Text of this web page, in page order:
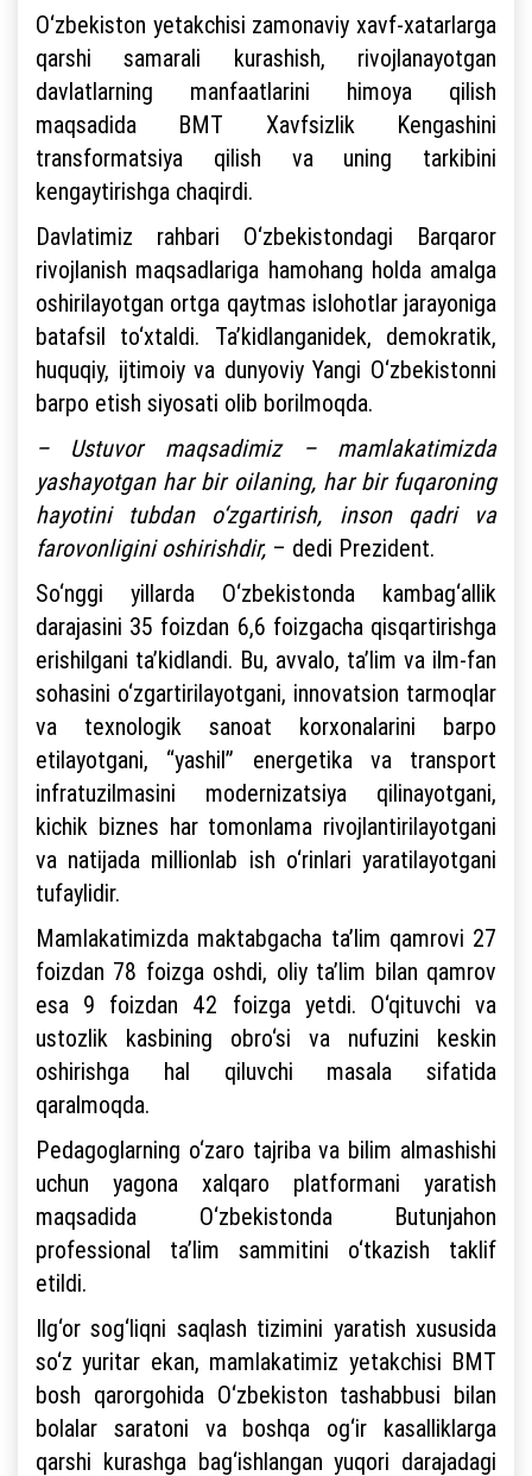
O‘zbekiston yetakchisi zamonaviy xavf-xatarlarga
qarshi samarali kurashish, rivojlanayotgan
davlatlarning manfaatlarini himoya qilish
maqsadida BMT Xavfsizlik Kengashini
transformatsiya qilish va uning tarkibini
kengaytirishga chaqirdi.
Davlatimiz rahbari O‘zbekistondagi Barqaror
rivojlanish maqsadlariga hamohang holda amalga
oshirilayotgan ortga qaytmas islohotlar jarayoniga
batafsil to‘xtaldi. Ta’kidlanganidek, demokratik,
huquqiy, ijtimoiy va dunyoviy Yangi O‘zbekistonni
barpo etish siyosati olib borilmoqda.
– Ustuvor maqsadimiz – mamlakatimizda
yashayotgan har bir oilaning, har bir fuqaroning
hayotini tubdan o‘zgartirish, inson qadri va
farovonligini oshirishdir, – dedi Prezident.
So‘nggi yillarda O‘zbekistonda kambag‘allik
darajasini 35 foizdan 6,6 foizgacha qisqartirishga
erishilgani ta’kidlandi. Bu, avvalo, ta’lim va ilm-fan
sohasini o‘zgartirilayotgani, innovatsion tarmoqlar
va texnologik sanoat korxonalarini barpo
etilayotgani, “yashil” energetika va transport
infratuzilmasini modernizatsiya qilinayotgani,
kichik biznes har tomonlama rivojlantirilayotgani
va natijada millionlab ish o‘rinlari yaratilayotgani
tufaylidir.
Mamlakatimizda maktabgacha ta’lim qamrovi 27
foizdan 78 foizga oshdi, oliy ta’lim bilan qamrov
esa 9 foizdan 42 foizga yetdi. O‘qituvchi va
ustozlik kasbining obro‘si va nufuzini keskin
oshirishga hal qiluvchi masala sifatida
qaralmoqda.
Pedagoglarning o‘zaro tajriba va bilim almashishi
uchun yagona xalqaro platformani yaratish
maqsadida O‘zbekistonda Butunjahon
professional ta’lim sammitini o‘tkazish taklif
etildi.
Ilg‘or sog‘liqni saqlash tizimini yaratish xususida
so‘z yuritar ekan, mamlakatimiz yetakchisi BMT
bosh qarorgohida O‘zbekiston tashabbusi bilan
bolalar saratoni va boshqa og‘ir kasalliklarga
qarshi kurashga bag‘ishlangan yuqori darajadagi